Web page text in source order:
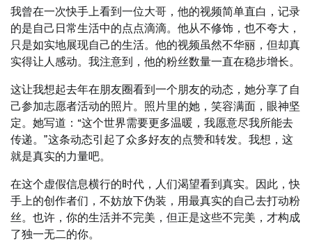
我曾在一次快手上看到一位大哥，他的视频简单直白，记录
的是自己日常生活中的点点滴滴。他从不修饰，也不夸大，
只是如实地展现自己的生活。他的视频虽然不华丽，但却真
实得让人感动。我注意到，他的粉丝数量一直在稳步增长。
这让我想起去年在朋友圈看到一个朋友的动态，她分享了自
己参加志愿者活动的照片。照片里的她，笑容满面，眼神坚
定。她写道：“这个世界需要更多温暖，我愿意尽我所能去
传递。”这条动态引起了众多好友的点赞和转发。我想，这
就是真实的力量吧。
在这个虚假信息横行的时代，人们渴望看到真实。因此，快
手上的创作者们，不妨放下伪装，用最真实的自己去打动粉
丝。也许，你的生活并不完美，但正是这些不完美，才构成
了独一无二的你。